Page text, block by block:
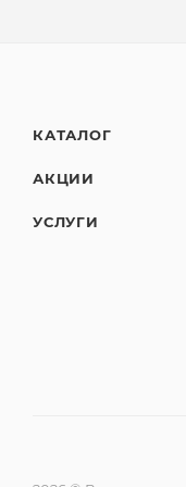
КАТАЛОГ
АКЦИИ
УСЛУГИ